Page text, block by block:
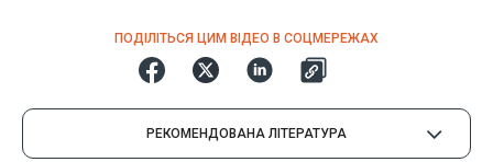
ПОДІЛІТЬСЯ ЦИМ ВІДЕО В СОЦМЕРЕЖАХ
РЕКОМЕНДОВАНА ЛІТЕРАТУРА